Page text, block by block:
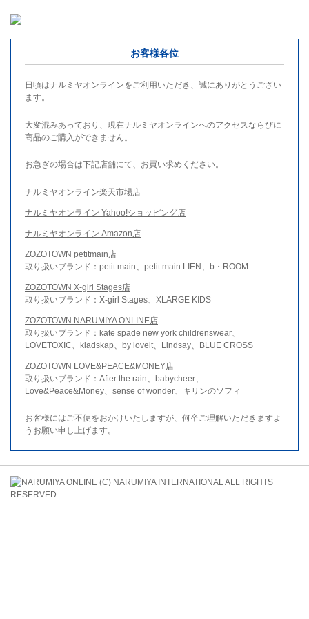
お客様各位
日頃はナルミヤオンラインをご利用いただき、誠にありがとうござい
ます。
大変混みあっており、現在ナルミヤオンラインへのアクセスならびに
商品のご購入ができません。
お急ぎの場合は下記店舗にて、お買い求めください。
ナルミヤオンライン楽天市場店
ナルミヤオンライン Yahoo!ショッピング店
ナルミヤオンライン Amazon店
ZOZOTOWN petitmain店
取り扱いブランド：petit main、petit main LIEN、b・ROOM
ZOZOTOWN X-girl Stages店
取り扱いブランド：X-girl Stages、XLARGE KIDS
ZOZOTOWN NARUMIYA ONLINE店
取り扱いブランド：kate spade new york childrenswear、
LOVETOXIC、kladskap、by loveit、Lindsay、BLUE CROSS
ZOZOTOWN LOVE&PEACE&MONEY店
取り扱いブランド：After the rain、babycheer、
Love&Peace&Money、sense of wonder、キリンのソフィ
お客様にはご不便をおかけいたしますが、何卒ご理解いただきますよ
うお願い申し上げます。